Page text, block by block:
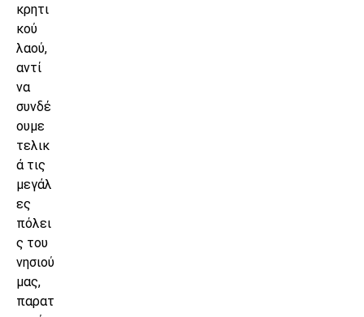
κρητι
κού
λαού,
αντί
να
συνδέ
ουμε
τελικ
ά τις
μεγάλ
ες
πόλει
ς του
νησιού
μας,
παρατ